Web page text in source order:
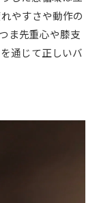
やすさや動作の
ま先重心や膝支
通じて正しいバ